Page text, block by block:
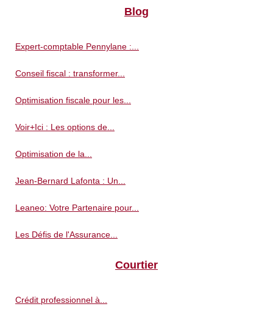
Blog
Expert-comptable Pennylane :...
Conseil fiscal : transformer...
Optimisation fiscale pour les...
Voir+Ici : Les options de...
Optimisation de la...
Jean-Bernard Lafonta : Un...
Leaneo: Votre Partenaire pour...
Les Défis de l'Assurance...
Courtier
Crédit professionnel à...